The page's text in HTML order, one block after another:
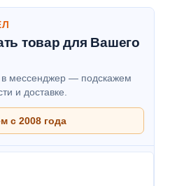
товар для Вашего
мессенджер — подскажем
и доставке.
с 2008 года